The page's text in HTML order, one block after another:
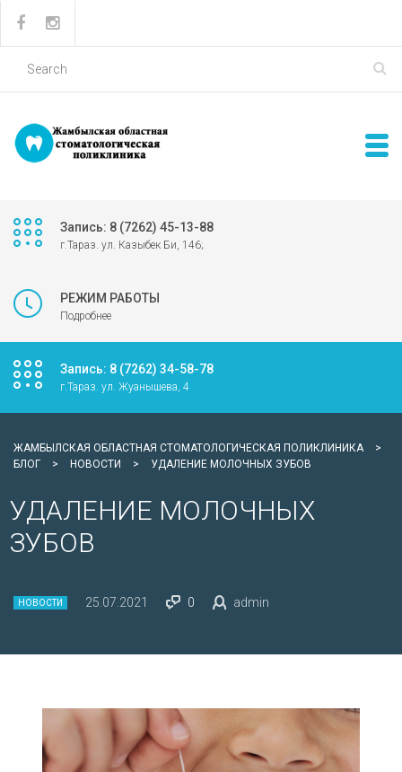
Запись: 8 (7262) 45-13-88
г.Тараз. ул. Казыбек Би, 146;
РЕЖИМ РАБОТЫ
Подробнее
Запись: 8 (7262) 34-58-78
г.Тараз. ул. Жуанышева, 4
ЖАМБЫЛСКАЯ ОБЛАСТНАЯ СТОМАТОЛОГИЧЕСКАЯ ПОЛИКЛИНИКА
>
БЛОГ
> НОВОСТИ > УДАЛЕНИЕ МОЛОЧНЫХ ЗУБОВ
УДАЛЕНИЕ МОЛОЧНЫХ
ЗУБОВ
НОВОСТИ 25.07.2021 0 admin